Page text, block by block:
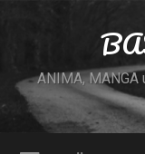
ANIMA, MANGA